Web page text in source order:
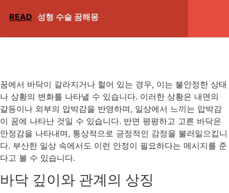
READ 성형 수술 꿈해몽
꿈에서 바닥이 갈라지거나 헐어 있는 경우, 이는 불안정한 상태
나 상황의 변화를 나타낼 수 있습니다. 이러한 상황은 내면의
갈등이나 외부의 압박감을 반영하며, 일상에서 느끼는 압박감
이 꿈에 나타난 것일 수 있습니다. 반면 평평하고 고른 바닥은
안정감을 나타내며, 통상적으로 긍정적인 감정을 불러일으킵니
다. 부산한 일상 속에서도 이런 안정이 필요하다는 메시지를 준
다고 볼 수 있습니다.
바닥 깊이와 관계의 상징